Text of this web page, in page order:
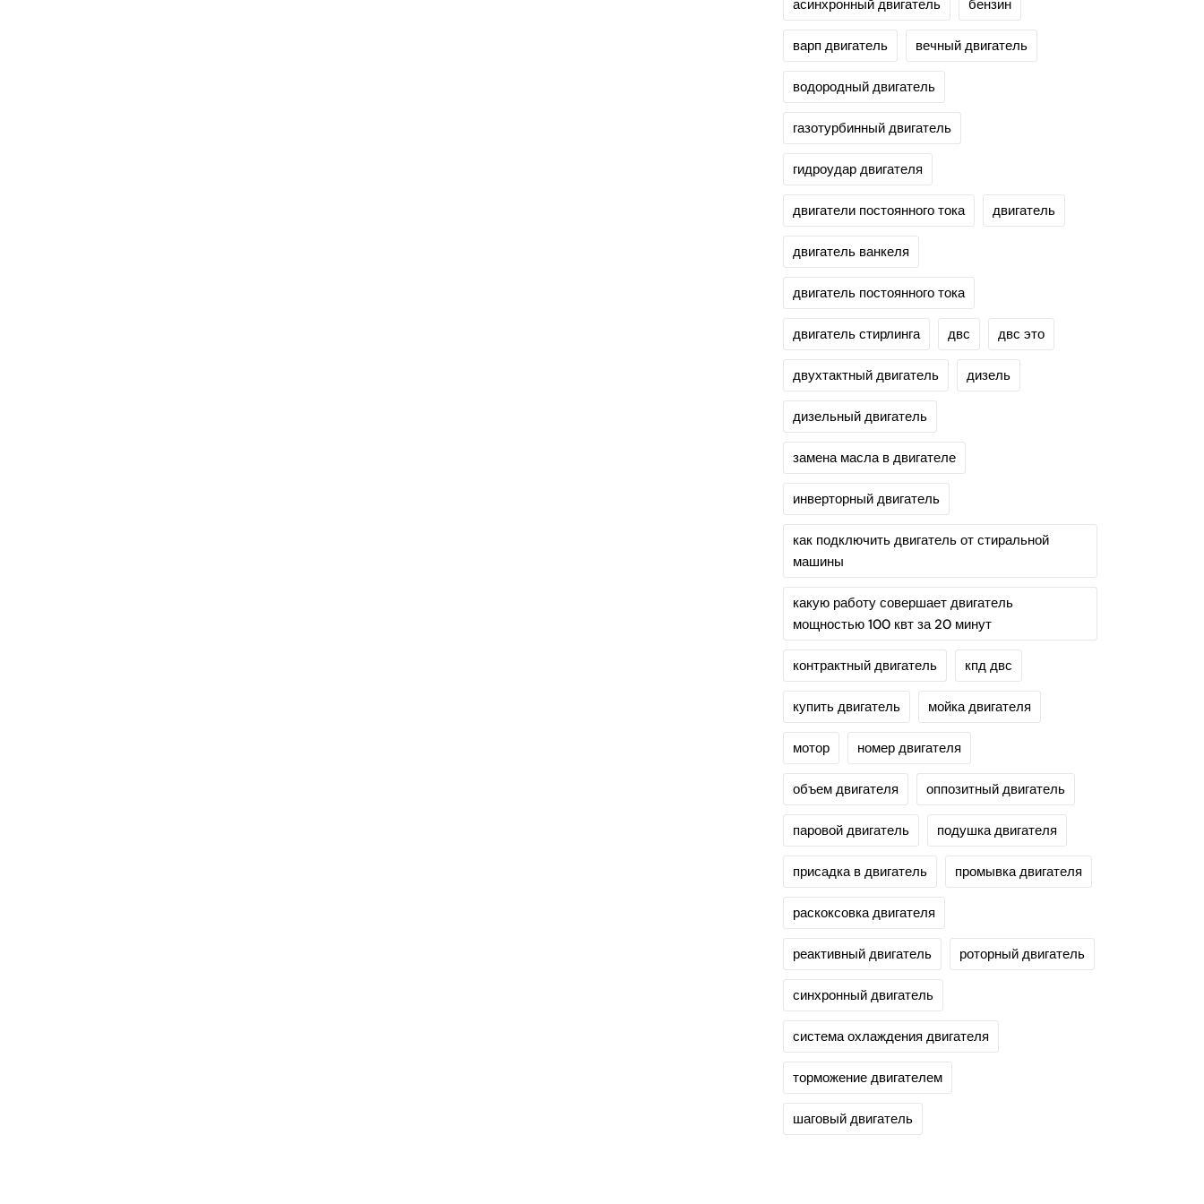
асинхронный двигатель бензин
варп двигатель вечный двигатель
водородный двигатель
газотурбинный двигатель
гидроудар двигателя
двигатели постоянного тока двигатель
двигатель ванкеля
двигатель постоянного тока
двигатель стирлинга двс двс это
двухтактный двигатель дизель
дизельный двигатель
замена масла в двигателе
инверторный двигатель
как подключить двигатель от стиральной
машины
какую работу совершает двигатель
мощностью 100 квт за 20 минут
контрактный двигатель кпд двс
купить двигатель мойка двигателя
мотор номер двигателя
объем двигателя оппозитный двигатель
паровой двигатель подушка двигателя
присадка в двигатель промывка двигателя
раскоксовка двигателя
реактивный двигатель роторный двигатель
синхронный двигатель
система охлаждения двигателя
торможение двигателем
шаговый двигатель